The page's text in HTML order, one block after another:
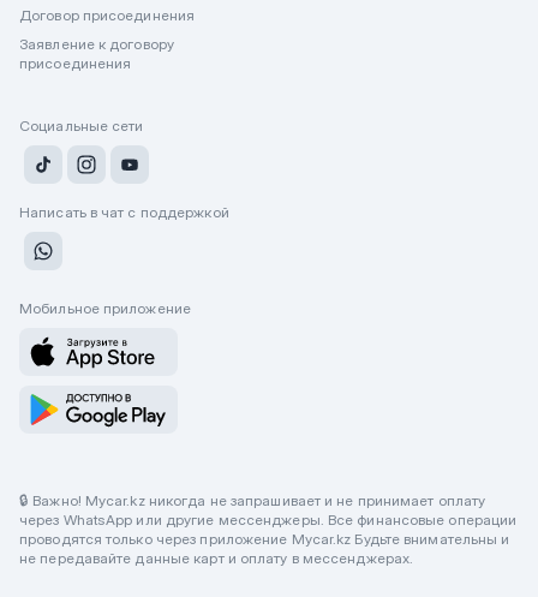
Договор присоединения
Заявление к договору
присоединения
Социальные сети
Написать в чат с поддержкой
Мобильное приложение
🔒 Важно! Mycar.kz никогда не запрашивает и не принимает оплату
через WhatsApp или другие мессенджеры. Все финансовые операции
проводятся только через приложение Mycar.kz Будьте внимательны и
не передавайте данные карт и оплату в мессенджерах.